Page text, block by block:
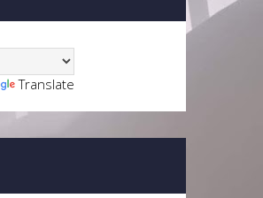
Translate